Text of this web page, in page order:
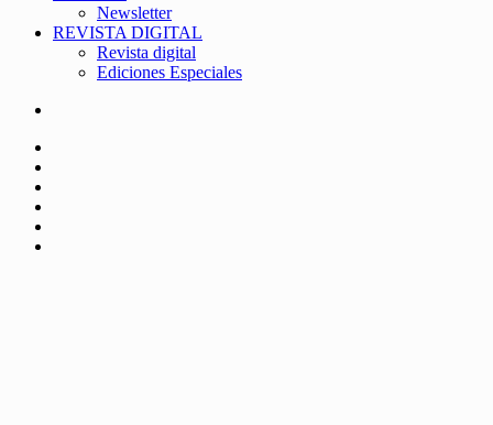
Newsletter
REVISTA DIGITAL
Revista digital
Ediciones Especiales